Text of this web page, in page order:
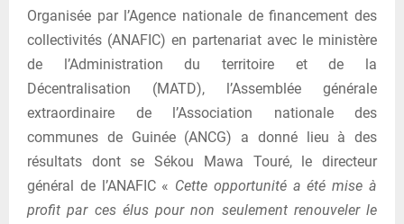
Organisée par l’Agence nationale de financement des
collectivités (ANAFIC) en partenariat avec le ministère
de l’Administration du territoire et de la
Décentralisation (MATD), l’Assemblée générale
extraordinaire de l’Association nationale des
communes de Guinée (ANCG) a donné lieu à des
résultats dont se Sékou Mawa Touré, le directeur
général de l’ANAFIC « Cette opportunité a été mise à
profit par ces élus pour non seulement renouveler le